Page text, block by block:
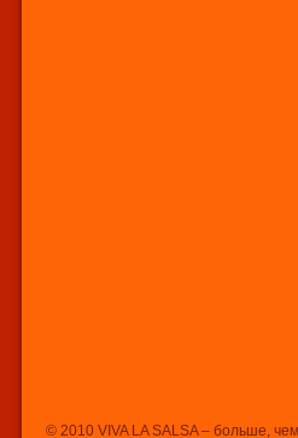
© 2010 VIVA LA SALSA – больше,